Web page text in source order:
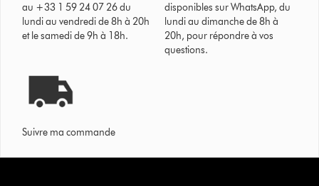
au +33 1 59 24 07 26 du
lundi au vendredi de 8h à 20h
et le samedi de 9h à 18h.
disponibles sur WhatsApp, du
lundi au dimanche de 8h à
20h, pour répondre à vos
questions.
Suivre ma commande